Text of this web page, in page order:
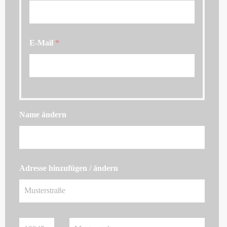
E-Mail *
Name ändern
Adresse hinzufügen / ändern